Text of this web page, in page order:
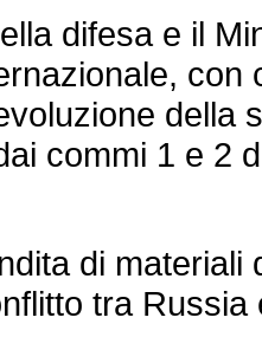
difesa e il
della
commi 1 e 2
di materiali
tra